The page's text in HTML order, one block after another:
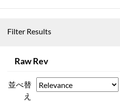
Filter Results
Raw Rev
並べ替
え